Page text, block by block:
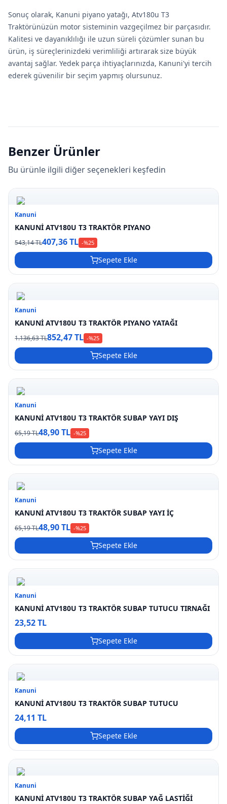
Sonuç olarak, Kanuni piyano yatağı, Atv180u T3
Traktörünüzün motor sisteminin vazgeçilmez bir parçasıdır.
Kalitesi ve dayanıklılığı ile uzun süreli çözümler sunan bu
ürün, iş süreçlerinizdeki verimliliği artırarak size büyük
avantaj sağlar. Yedek parça ihtiyaçlarınızda, Kanuni'yi tercih
ederek güvenilir bir seçim yapmış olursunuz.
Benzer Ürünler
Bu ürünle ilgili diğer seçenekleri keşfedin
Kanuni
KANUNİ ATV180U T3 TRAKTÖR PIYANO
543,14 TL407,36 TL -%25
Sepete Ekle
Kanuni
KANUNİ ATV180U T3 TRAKTÖR PIYANO YATAĞI
1.136,63 TL852,47 TL -%25
Sepete Ekle
Kanuni
KANUNİ ATV180U T3 TRAKTÖR SUBAP YAYI DIŞ
65,19 TL48,90 TL -%25
Sepete Ekle
Kanuni
KANUNİ ATV180U T3 TRAKTÖR SUBAP YAYI İÇ
65,19 TL48,90 TL -%25
Sepete Ekle
Kanuni
KANUNİ ATV180U T3 TRAKTÖR SUBAP TUTUCU TIRNAĞI
23,52 TL
Sepete Ekle
Kanuni
KANUNİ ATV180U T3 TRAKTÖR SUBAP TUTUCU
24,11 TL
Sepete Ekle
Kanuni
KANUNİ ATV180U T3 TRAKTÖR SUBAP YAĞ LASTİĞİ